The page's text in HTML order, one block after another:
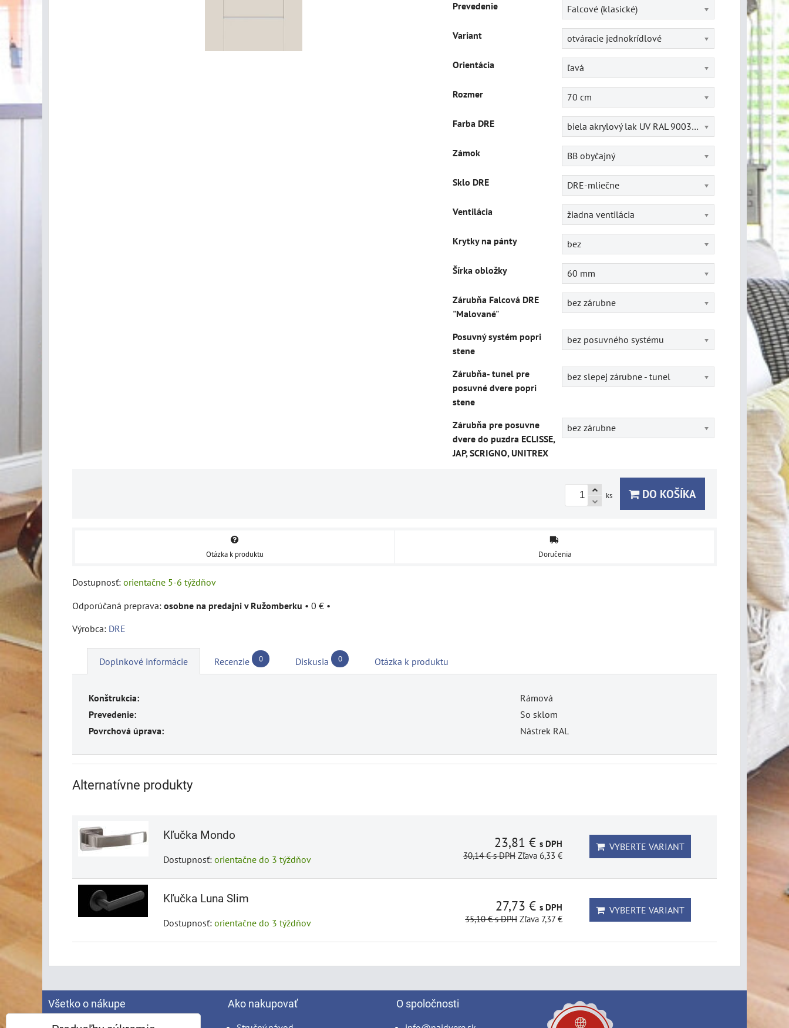
Prevedenie Falcové (klasické)
Variant otváracie jednokrídlové
Orientácia ľavá
Rozmer 70 cm
Farba DRE biela akrylový lak UV RAL 9003- maľované
Zámok BB obyčajný
Sklo DRE DRE-mliečne
Ventilácia žiadna ventilácia
Krytky na pánty bez
Šírka obložky 60 mm
Zárubňa Falcová DRE
"Malované"
bez zárubne
Posuvný systém popri
stene
bez posuvného systému
Zárubňa- tunel pre
posuvné dvere popri
stene
bez slepej zárubne - tunel
Zárubňa pre posuvne
dvere do puzdra ECLISSE,
JAP, SCRIGNO, UNITREX
bez zárubne
ks DO KOŠÍKA
Otázka k produktu Doručenia
Dostupnosť: orientačne 5-6 týždňov
osobne na predajni v Ružomberku • 0 € •
Výrobca: DRE
Doplnkové informácie Recenzie 0 Diskusia 0 Otázka k produktu
Konštrukcia:
Rámová
Prevedenie:
So sklom
Povrchová úprava:
Nástrek RAL
Alternatívne produkty
Kľučka Mondo
Dostupnosť: orientačne do 3 týždňov
23,81 € s DPH
30,14 €s DPH Zľava 6,33 €
VYBERTE VARIANT
Kľučka Luna Slim
Dostupnosť: orientačne do 3 týždňov
27,73 € s DPH
35,10 €s DPH Zľava 7,37 €
VYBERTE VARIANT
Všetko o nákupe Ako nakupovať O spoločnosti